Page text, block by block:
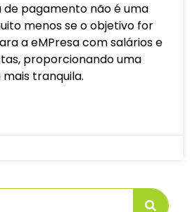
pagamento não é uma
menos se o objetivo for
a eMPresa com salários e
proporcionando uma
tranquila.